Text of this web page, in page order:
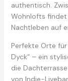
authentisch.
Wohnlofts findet
Nachtleben auf
Perfekte Orte
Dyck“ – ein
die